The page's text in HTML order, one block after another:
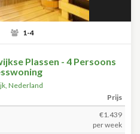
1-4
Plassen - 4 Persoons
, Nederland
Prijs
€1.439
per week